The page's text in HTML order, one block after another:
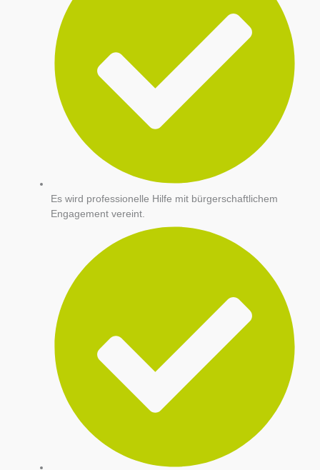
Es wird professionelle Hilfe mit bürgerschaftlichem
Engagement vereint.